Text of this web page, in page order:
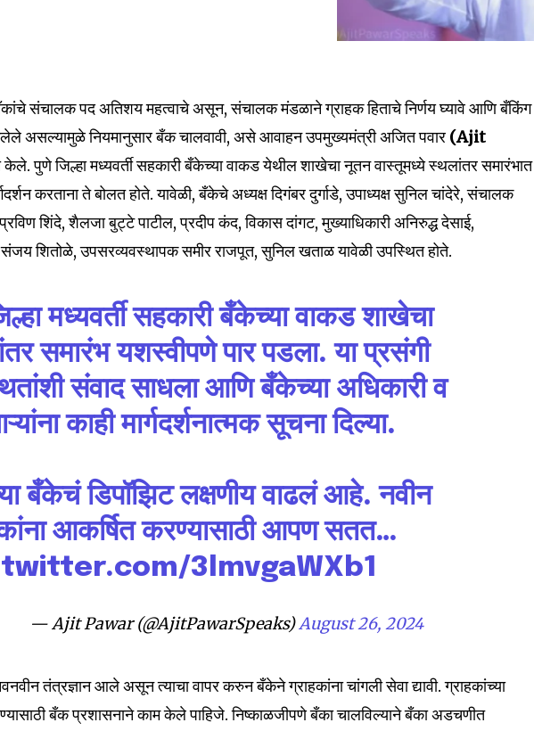
community of
and be part
inbox. Your information is safe with us.
संचालक पद अतिशय महत्वाचे असून, संचालक मंडळाने ग्राहक हिताचे निर्णय घ्यावे आणि बँकिंग
असल्यामुळे नियमानुसार बँक चालवावी, असे आवाहन उपमुख्यमंत्री अजित पवार (Ajit
केले. पुणे जिल्हा मध्यवर्ती सहकारी बँकेच्या वाकड येथील शाखेचा नूतन वास्तूमध्ये स्थलांतर समारंभात
करताना ते बोलत होते. यावेळी, बँकेचे अध्यक्ष दिगंबर दुर्गाडे, उपाध्यक्ष सुनिल चांदेरे, संचालक
शिंदे, शैलजा बुट्टे पाटील, प्रदीप कंद, विकास दांगट, मुख्याधिकारी अनिरुद्ध देसाई,
शितोळे, उपसरव्यवस्थापक समीर राजपूत, सुनिल खताळ यावेळी उपस्थित होते.
मध्यवर्ती सहकारी बँकेच्या वाकड शाखेचा
समारंभ यशस्वीपणे पार पडला. या प्रसंगी
संवाद साधला आणि बँकेच्या अधिकारी व
काही मार्गदर्शनात्मक सूचना दिल्या.
बँकेचं डिपॉझिट लक्षणीय वाढलं आहे. नवीन
आकर्षित करण्यासाठी आपण सतत…
3lmvgaWXb1
— Ajit Pawar (@AjitPawarSpeaks)August 26, 2024
तंत्रज्ञान आले असून त्याचा वापर करुन बँकेने ग्राहकांना चांगली सेवा द्यावी. ग्राहकांच्या
बँक प्रशासनाने काम केले पाहिजे. निष्काळजीपणे बँका चालविल्याने बँका अडचणीत